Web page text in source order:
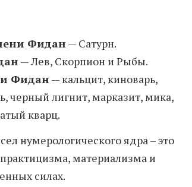
Фидан — Сатурн.
— Лев, Скорпион и Рыбы.
Фидан — кальцит, киноварь,
черный лигнит, марказит, мика,
кварц.
нумерологического ядра – это
материализма и
силах.